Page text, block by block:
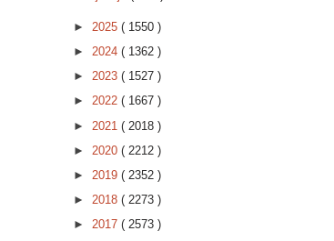
► 2025 ( 1550 )
► 2024 ( 1362 )
► 2023 ( 1527 )
► 2022 ( 1667 )
► 2021 ( 2018 )
► 2020 ( 2212 )
► 2019 ( 2352 )
► 2018 ( 2273 )
► 2017 ( 2573 )